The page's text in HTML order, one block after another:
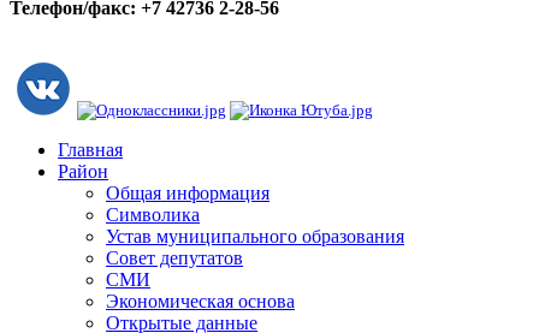
Телефон/факс: +7 42736 2-28-56
Главная
Район
Общая информация
Символика
Устав муниципального образования
Совет депутатов
СМИ
Экономическая основа
Открытые данные